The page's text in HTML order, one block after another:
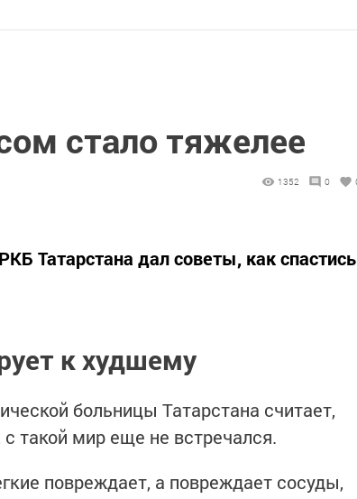
стало тяжелее
1352 0
Татарстана дал советы, как спастись
к худшему
больницы Татарстана считает,
такой мир еще не встречался.
повреждает, а повреждает сосуды,